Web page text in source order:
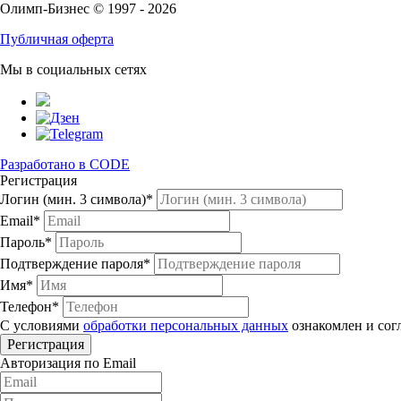
Олимп-Бизнес © 1997 - 2026
Публичная оферта
Мы в социальных сетях
Разработано в CODE
Регистрация
Логин (мин. 3 символа)*
Email*
Пароль*
Подтверждение пароля*
Имя*
Телефон*
С условиями обработки персональных данных ознакомлен и
Авторизация по Email